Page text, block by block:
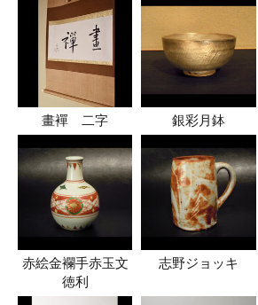
畫襌 二字 銀彩月鉢
赤絵金襴手赤玉文
徳利
志野ジョッキ